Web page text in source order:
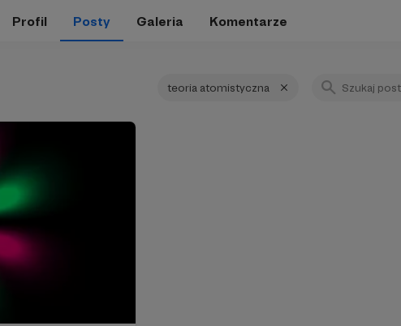
Profil Posty Galeria Komentarze
teoria atomistyczna